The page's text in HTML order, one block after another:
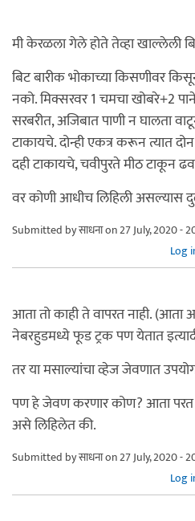
मी केरळला गेले होते तेव्हा खाल्लेली
बिट बारीक भोकाच्या किसणीवर
नको. मिक्सरवर 1 चमचा खोबरे+2 पाने
सरबरीत, अजिबात पाणी न घालता
टाकायचे. दोन्ही एकत्र करून त्यात
दही टाकायचे, चवीपुरते मीठ टाकून
वर कोणी आधीच लिहिली असल्यास
Submitted byसाधनाon 27 July, 2020 -
Log
आता तो काही ते वापरत नाही. (आता
नेबरहुडमध्ये फूड ट्रक पण येतात
तर या मसाल्यांचा व्हेज जेवणात
पण हे जेवण करणार कोण? आता परत
असे लिहिलेत की.
Submitted byसाधनाon 27 July, 2020 -
Log